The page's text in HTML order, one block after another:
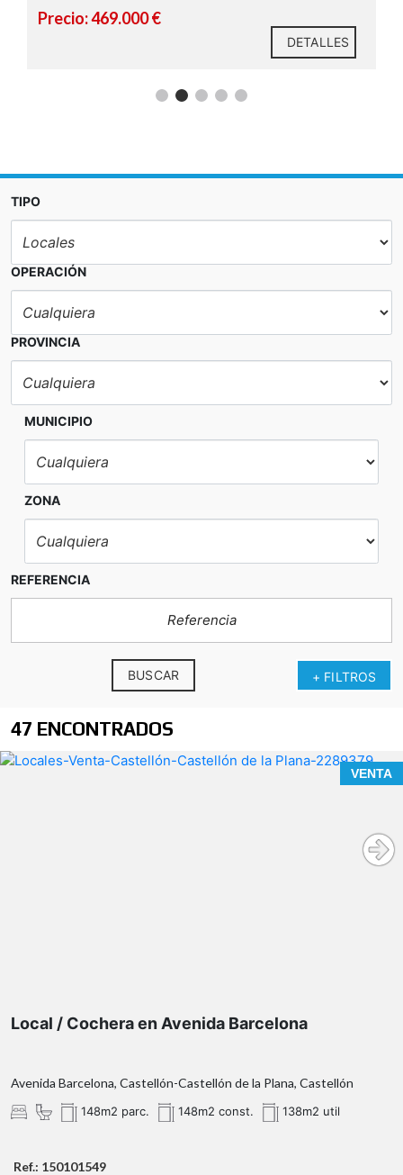
Precio: 469.000 €
DETALLES
TIPO
OPERACIÓN
PROVINCIA
MUNICIPIO
ZONA
REFERENCIA
+ FILTROS
BUSCAR
47 ENCONTRADOS
VENTA
Local / Cochera en Avenida Barcelona
Avenida Barcelona, Castellón-Castellón de la Plana, Castellón
148m2 parc. 148m2 const. 138m2 util
Ref.: 150101549